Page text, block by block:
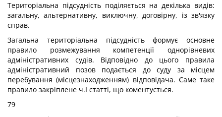
Територіальна підсудність поділяється на декілька видів:
загальну, альтернативну, виключну, договірну, із зв'язку
справ.
Загальна територіальна підсудність формує основне
правило розмежування компетенції однорівневих
адміністративних судів. Відповідно до цього правила
адміністративний позов подається до суду за місцем
перебування (місцезнаходженням) відповідача. Саме таке
правило закріплене ч.І статті, що коментується.
79